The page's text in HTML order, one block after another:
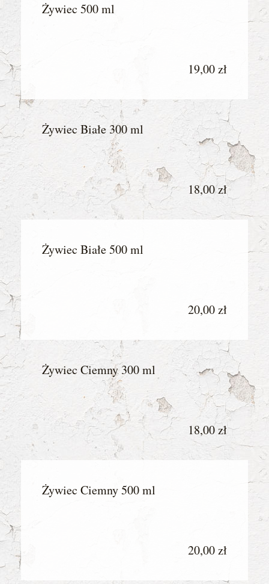
Żywiec 500 ml
19,00 zł
Żywiec Białe 300 ml
18,00 zł
Żywiec Białe 500 ml
20,00 zł
Żywiec Ciemny 300 ml
18,00 zł
Żywiec Ciemny 500 ml
20,00 zł